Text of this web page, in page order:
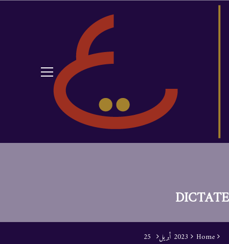
DICTATE
Home
2023 أبريل 25